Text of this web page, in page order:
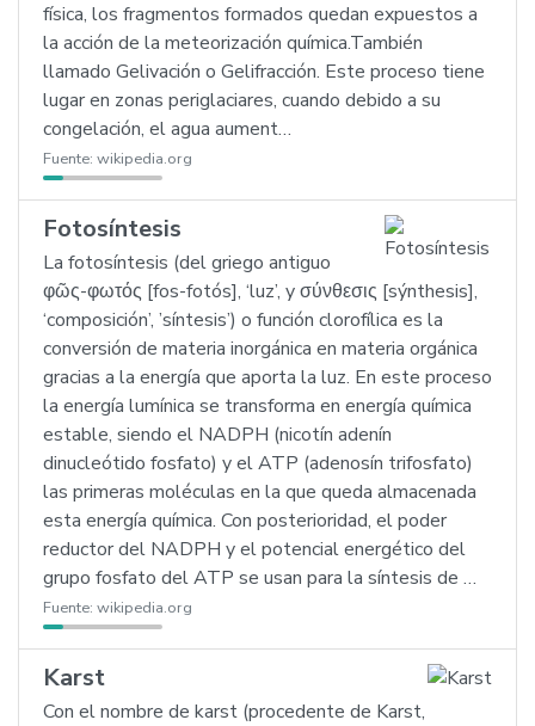
física, los fragmentos formados quedan expuestos a
la acción de la meteorización química.También
llamado Gelivación o Gelifracción. Este proceso tiene
lugar en zonas periglaciares, cuando debido a su
congelación, el agua aument…
Fuente: wikipedia.org
Fotosíntesis
La fotosíntesis (del griego antiguo
φῶς-φωτός [fos-fotós], ‘luz’, y σύνθεσις [sýnthesis],
‘composición’, ’síntesis’) o función clorofílica es la
conversión de materia inorgánica en materia orgánica
gracias a la energía que aporta la luz. En este proceso
la energía lumínica se transforma en energía química
estable, siendo el NADPH (nicotín adenín
dinucleótido fosfato) y el ATP (adenosín trifosfato)
las primeras moléculas en la que queda almacenada
esta energía química. Con posterioridad, el poder
reductor del NADPH y el potencial energético del
grupo fosfato del ATP se usan para la síntesis de …
Fuente: wikipedia.org
Karst
Con el nombre de karst (procedente de Karst,